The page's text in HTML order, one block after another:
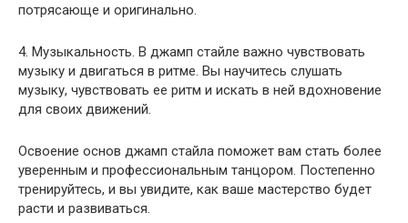
потрясающе и оригинально.
4. Музыкальность. В джамп стайле важно чувствовать
музыку и двигаться в ритме. Вы научитесь слушать
музыку, чувствовать ее ритм и искать в ней вдохновение
для своих движений.
Освоение основ джамп стайла поможет вам стать более
уверенным и профессиональным танцором. Постепенно
тренируйтесь, и вы увидите, как ваше мастерство будет
расти и развиваться.